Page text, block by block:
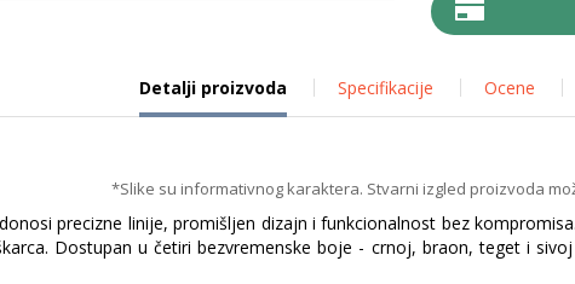
Detalji proizvoda Specifikacije Ocene
*Slike su informativnog karaktera. Stvarni izgled proizvoda
donosi precizne linije, promišljen dizajn i funkcionalnost bez
Dostupan u četiri bezvremenske boje - crnoj, braon, teget i